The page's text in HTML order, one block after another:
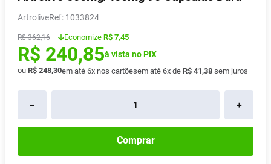
Artrolive : 1033824
R$ 362,16 Economize R$ 7,45
R$ 240,85à vista no PIX
ou R$ 248,30em até 6x nos cartõesem até 6x de R$ 41 ,38 sem juros
＋
－
Comprar
7º Desodorante
8 º Absorvente
9 Lavitan
10º Vitamina D